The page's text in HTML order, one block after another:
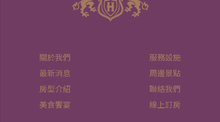
最新消息,飯店公告
2026-2027美國運通信用卡優惠